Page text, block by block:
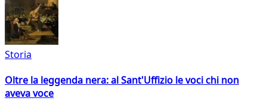
Storia
Oltre la leggenda nera: al Sant'Uffizio le voci chi non
aveva voce